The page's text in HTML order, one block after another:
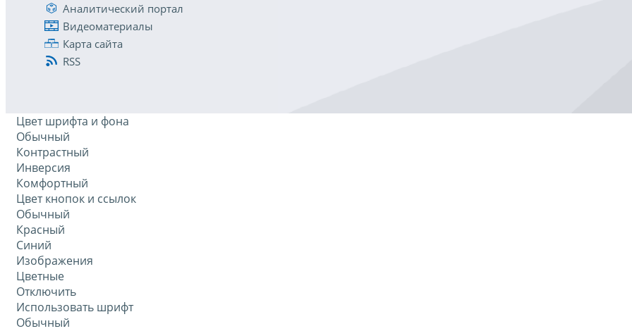
Аналитический портал
Видеоматериалы
Карта сайта
RSS
Цвет шрифта и фона
Обычный
Контрастный
Инверсия
Комфортный
Цвет кнопок и ссылок
Обычный
Красный
Синий
Изображения
Цветные
Отключить
Использовать шрифт
Обычный